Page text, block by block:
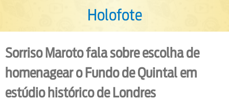
Holofote
Sorriso Maroto fala sobre escolha de
homenagear o Fundo de Quintal em
estúdio histórico de Londres